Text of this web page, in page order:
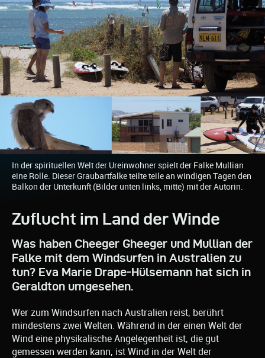
In der spirituellen Welt der Ureinwohner spielt der Falke Mullian
eine Rolle. Dieser Graubartfalke teilte teile an windigen Tagen den
Balkon der Unterkunft (Bilder unten links, mitte) mit der Autorin.
Zuflucht im Land der Winde
Was haben Cheeger Gheeger und Mullian der
Falke mit dem Windsurfen in Australien zu
tun? Eva Marie Drape-Hülsemann hat sich in
Geraldton umgesehen.
Wer zum Windsurfen nach Australien reist, berührt
mindestens zwei Welten. Während in der einen Welt der
Wind eine physikalische Angelegenheit ist, die gut
gemessen werden kann, ist Wind in der Welt der